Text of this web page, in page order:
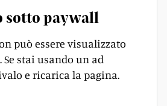
sotto paywall
può essere visualizzato
stai usando un ad
e ricarica la pagina.